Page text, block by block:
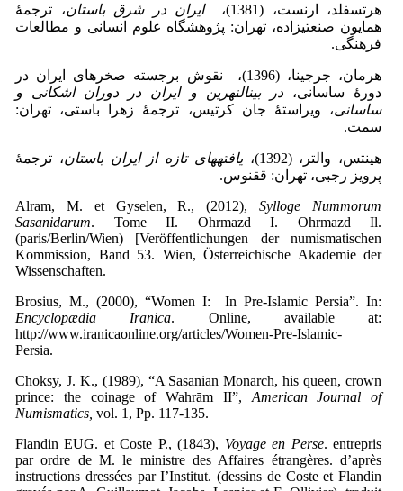
هرتسفلد، ارنست، (1381)، ایران در شرق باستان، ترجمۀ
همایون صنعتی­زاده، تهران: پژوهشگاه علوم انسانی و مطالعات
فرهنگی.
هرمان، جرجینا، (1396)، نقوش برجسته صخره­ای ایران در
دورۀ ساسانی،در بین­النهرین و ایران در دوران اشکانی و
ساسانی، ویراستۀ جان کرتیس، ترجمۀ زهرا باستی، تهران:
سمت.
هینتس، والتر، (1392)، یافته­های تازه از ایران باستان، ترجمۀ
پرویز رجبی، تهران: ققنوس.
Alram, M. et Gyselen, R., (2012),Sylloge Nummorum
Sasanidarum. Tome II. Ohrmazd I. Ohrmazd Il.
(paris/Berlin/Wien) [Veröffentlichungen der numismatischen
Kommission, Band 53. Wien, Österreichische Akademie der
Wissenschaften.
Brosius, M., (2000), “Women I: In Pre-Islamic Persia”. In:
Encyclopædia Iranica. Online, available at:
http://www.iranicaonline.org/articles/Women-Pre-Islamic-
Persia.
Choksy, J. K., (1989), “A Sāsānian Monarch, his queen, crown
prince: the coinage of Wahrām II”, American Journal of
Numismatics, vol. 1, Pp. 117-135.
Flandin EUG. et Coste P., (1843), Voyage en Perse. entrepris
par ordre de M. le ministre des Affaires étrangères. d’après
instructions dressées par I’Institut. (dessins de Coste et Flandin